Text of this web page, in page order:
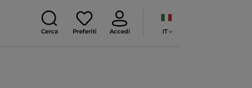
Cerca Preferiti Accedi IT